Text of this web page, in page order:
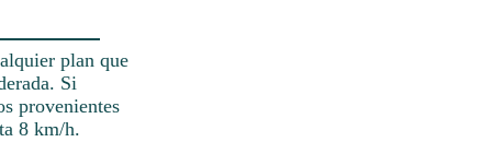
plan que
Si
provenientes
8 km/h.